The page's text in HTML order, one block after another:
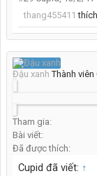
thang455411
Đậu xanh Thành viên
Tham gia:
Bài viết:
Đã được thích:
Cupid đã viết: ↑